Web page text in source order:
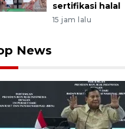
sertifikasi halal
15 jam lalu
News